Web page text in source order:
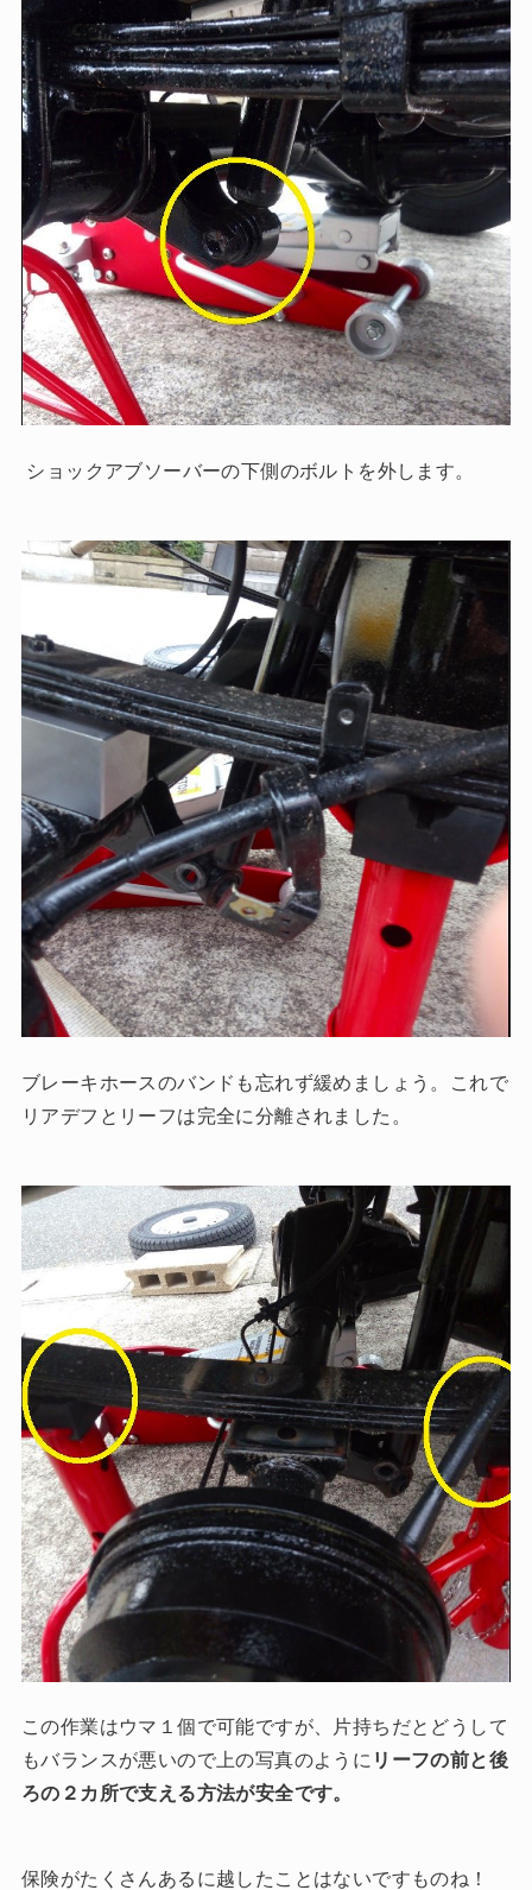
ショックアブソーバーの下側のボルトを外します。
ブレーキホースのバンドも忘れず緩めましょう。
これで
リアデフとリーフは完全に分離されました。
この作業はウマ１個で可能ですが、片持ちだとどうして
もバランスが悪いので上の写真のように リーフの前と後
ろの２カ所で支える方法が安全です。
保険がたくさんあるに越したことはないですものね！